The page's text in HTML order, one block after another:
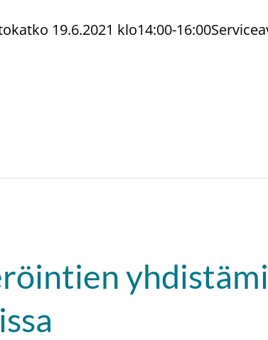
19.6.2021 klo14:00-